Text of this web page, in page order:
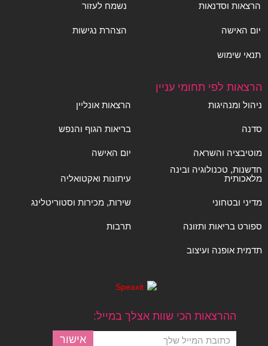
הרצאות וסדנאות
יום האישה
תנאי שימוש
נשמח לעזור
הצהרת נגישות
הרצאות לפי תחומי עניין
ניהול ומנהיגות הרצאות אונליין
סדנה בריאות הגוף והנפש
מוטיבציה והשראה
יום האישה
חדשנות, טכנולוגיה ובינה
מלאכותית
עיתונות ואקטואליה
מדיני ובטחוני שירות, מכירות וסטוריטלינג
ספורט בריאות ותזונה תרבות
תדמית אופנה ועיצוב
ההרצאות הכי שוות אצלך במייל: